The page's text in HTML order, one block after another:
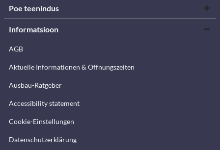
Poe teenindus
Informatsioon
AGB
Aktuelle Informationen & Öffnungszeiten
Ausbau-Ratgeber
Accessibility statement
Cookie-Einstellungen
Datenschutzerklärung